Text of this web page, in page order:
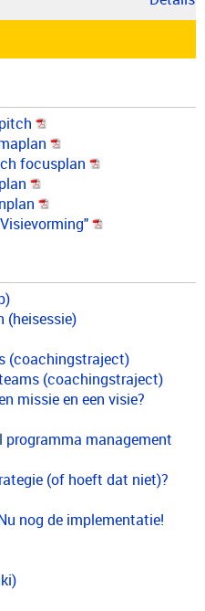
focusplan
(heisessie)
(coachingstraject)
(coachingstraject)
missie en een visie?
management
(of hoeft dat niet)?
nog de implementatie!